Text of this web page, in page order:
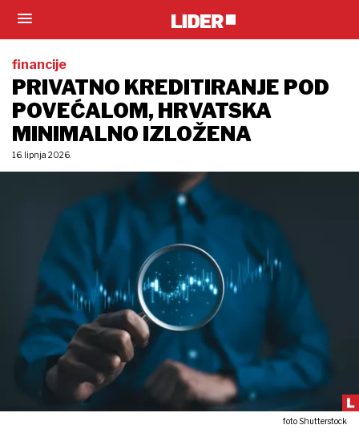
financije
PRIVATNO KREDITIRANJE POD
POVEĆALOM, HRVATSKA
MINIMALNO IZLOŽENA
16. lipnja 2026.
foto Shutterstock